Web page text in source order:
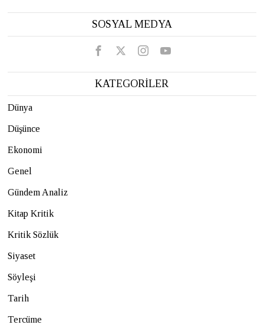
SOSYAL MEDYA
KATEGORİLER
Dünya
Düşünce
Ekonomi
Genel
Gündem Analiz
Kitap Kritik
Kritik Sözlük
Siyaset
Söyleşi
Tarih
Tercüme